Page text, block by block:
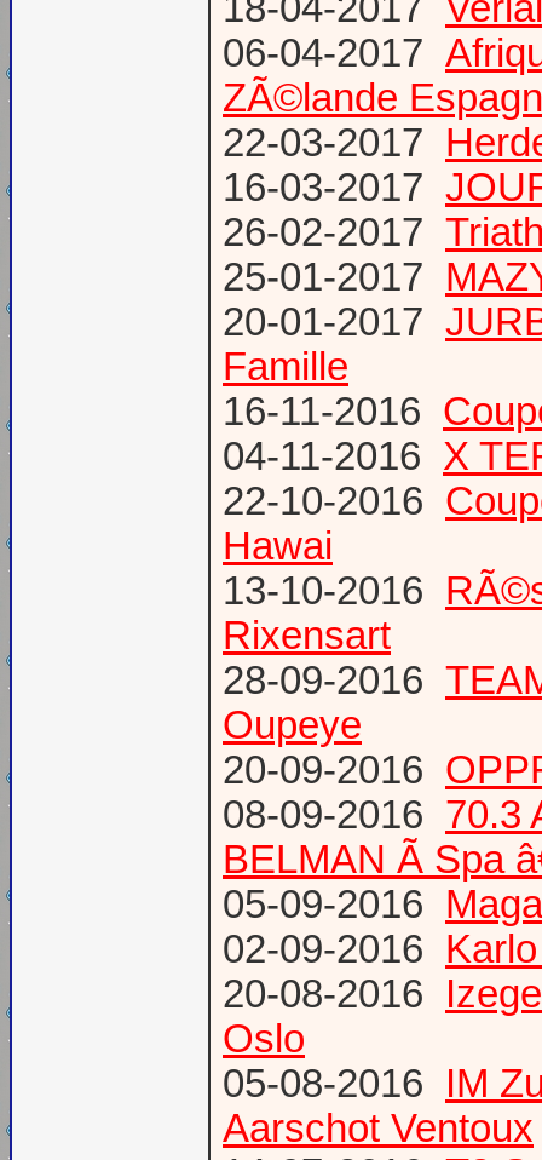
06-04-2017
ZÃ©lande
22-03-2017
16-03-2017
26-02-2017
25-01-2017
20-01-2017
Famille
16-11-2016
04-11-2016 X
22-10-2016
Hawai
13-10-2016
Rixensart
28-09-2016
Oupeye
20-09-2016
08-09-2016 70.3
BELMAN Ã Spa
05-09-2016
02-09-2016
20-08-2016
Oslo
05-08-2016 IM
Aarschot Ventoux